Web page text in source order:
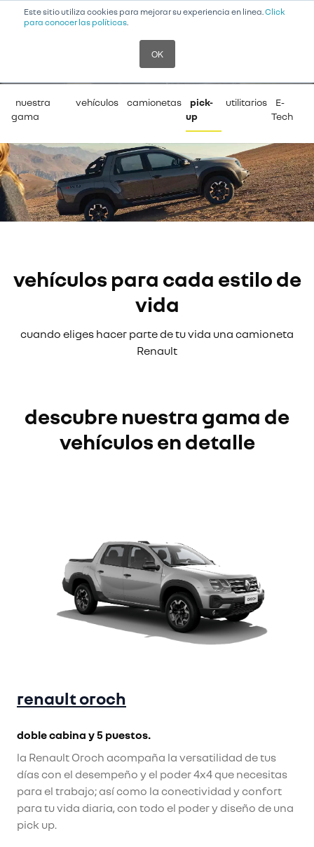
Este sitio utiliza cookies para mejorar su experiencia en linea.Click
para conocer las políticas.
OK
nuestros vehículos
nuestra
gama
vehículos camionetas
pick-
up
utilitarios
E-
Tech
vehículos para cada estilo de
vida
cuando eliges hacer parte de tu vida una camioneta
Renault
descubre nuestra gama de
vehículos en detalle
renault oroch
doble cabina y 5 puestos.
la Renault Oroch acompaña la versatilidad de tus
días con el desempeño y el poder 4x4 que necesitas
para el trabajo; así como la conectividad y confort
para tu vida diaria, con todo el poder y diseño de una
pick up.